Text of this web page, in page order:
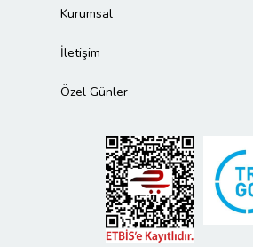
Kurumsal
İletişim
Özel Günler